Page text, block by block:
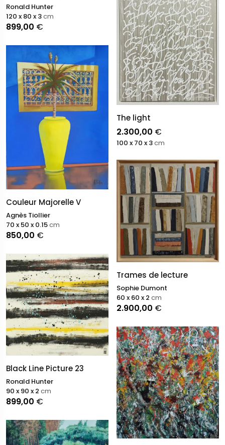
Ronald Hunter
899,00 €
120 x 80 x 3cm
Couleur Majorelle V
Agnès Tiollier
850,00 €
70 x 50 x 0.15cm
Black Line Picture 23
Ronald Hunter
899,00 €
90 x 90 x 2 cm
The light
2.300,00 €
100 x 70 x 3cm
Trames de lecture
Sophie Dumont
2.900,00 €
60 x 60 x 2 cm